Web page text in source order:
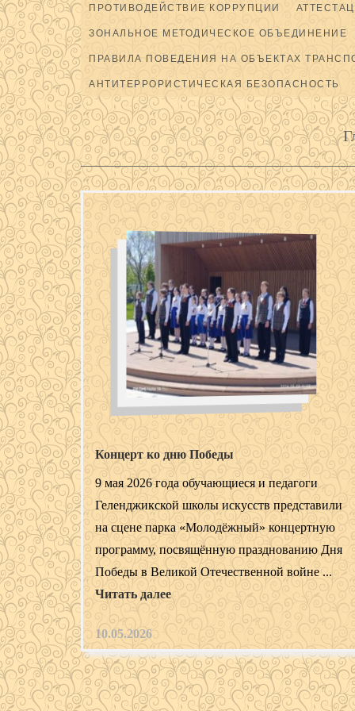
ПРОТИВОДЕЙСТВИЕ КОРРУПЦИИ
ЗОНАЛЬНОЕ МЕТОДИЧЕСКОЕ ОБЪЕДИНЕНИЕ
ПРАВИЛА ПОВЕДЕНИЯ НА ОБЪЕКТАХ
АНТИТЕРРОРИСТИЧЕСКАЯ БЕЗОПАСНОСТЬ
Концерт ко дню Победы
9 мая 2026 года обучающиеся и педагоги
Геленджикской школы искусств представили
на сцене парка «Молодёжный» концертную
программу, посвящённую празднованию Дня
Победы в Великой Отечественной войне ...
Читать далее
10.05.2026